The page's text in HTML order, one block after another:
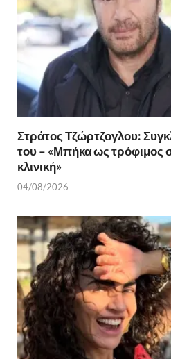
Στράτος Τζώρτζογλου:
του – «Μπήκα ως τρόφιμος
κλινική»
04/08/2026